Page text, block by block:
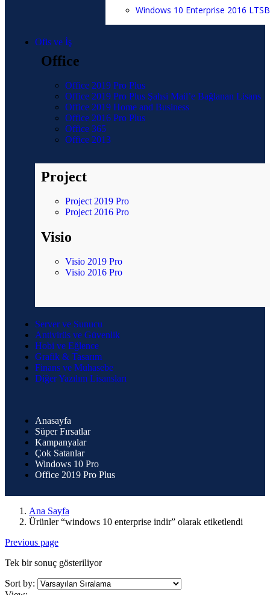
Windows 10 Enterprise 2016 LTSB
Ofis ve İş
Office
Office 2019 Pro Plus
Office 2019 Pro Plus Şahsi Mail’e Bağlanan Lisans
Office 2019 Home and Business
Office 2016 Pro Plus
Office 365
Office 2013
Project
Project 2019 Pro
Project 2016 Pro
Visio
Visio 2019 Pro
Visio 2016 Pro
Server ve Sunucu
Antivirüs ve Güvenlik
Hobi ve Eğlence
Grafik & Tasarım
Finans ve Muhasebe
Diğer Yazılım Lisansları
Anasayfa
Süper Fırsatlar
Kampanyalar
Çok Satanlar
Windows 10 Pro
Office 2019 Pro Plus
Ana Sayfa
Ürünler “windows 10 enterprise indir” olarak etiketlendi
Previous page
Tek bir sonuç gösteriliyor
Sort by: